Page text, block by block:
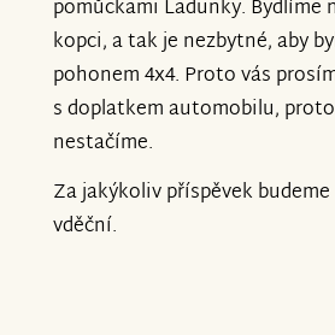
pomůckami Ladunky. Bydlíme
kopci, a tak je nezbytné, aby
pohonem 4x4. Proto vás
s doplatkem automobilu,
nestačíme.
Za jakýkoliv příspěvek
vděční.